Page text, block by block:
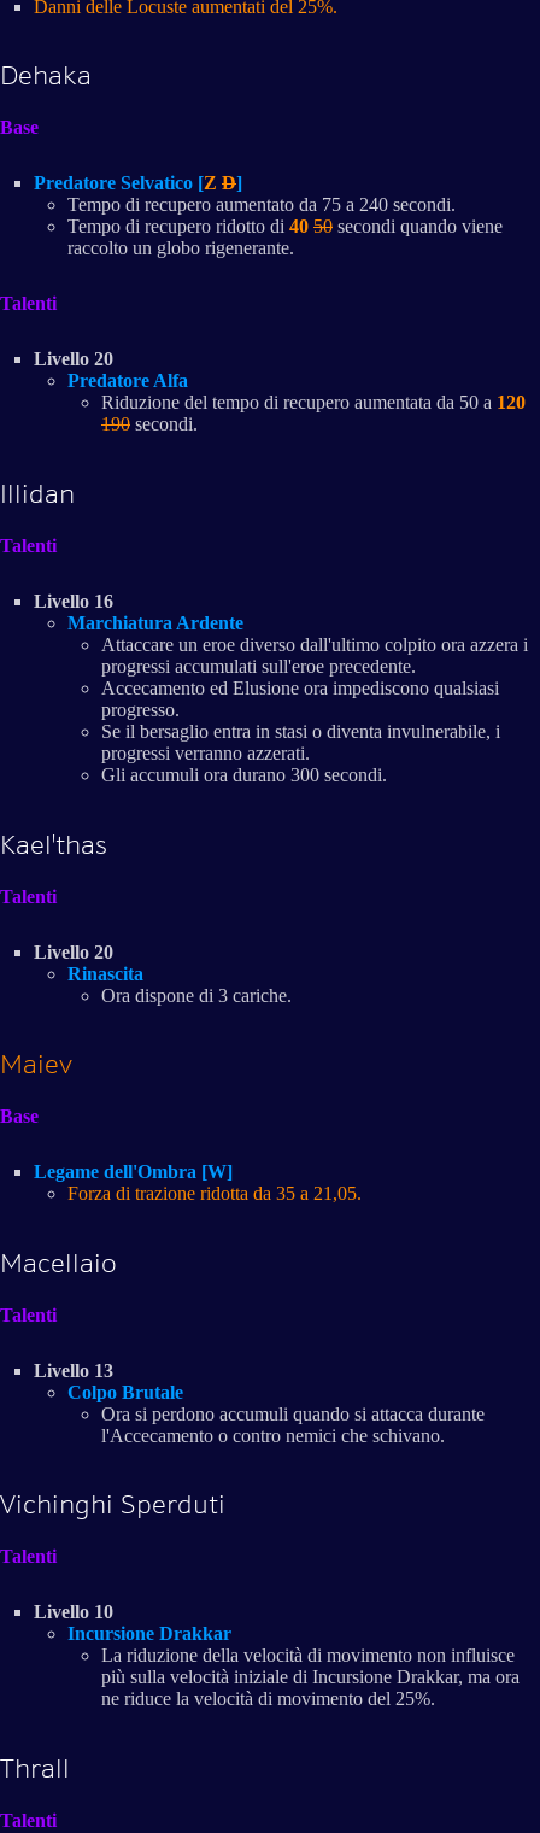
Danni delle Locuste aumentati del 25%.
Dehaka
Base
Predatore Selvatico [Z D]
Tempo di recupero aumentato da 75 a 240 secondi.
Tempo di recupero ridotto di 40 50 secondi quando viene
raccolto un globo rigenerante.
Talenti
Livello 20
Predatore Alfa
Riduzione del tempo di recupero aumentata da 50 a 120
190 secondi.
Illidan
Talenti
Livello 16
Marchiatura Ardente
Attaccare un eroe diverso dall'ultimo colpito ora azzera i
progressi accumulati sull'eroe precedente.
Accecamento ed Elusione ora impediscono qualsiasi
progresso.
Se il bersaglio entra in stasi o diventa invulnerabile, i
progressi verranno azzerati.
Gli accumuli ora durano 300 secondi.
Kael'thas
Talenti
Livello 20
Rinascita
Ora dispone di 3 cariche.
Maiev
Base
Legame dell'Ombra [W]
Forza di trazione ridotta da 35 a 21,05.
Macellaio
Talenti
Livello 13
Colpo Brutale
Ora si perdono accumuli quando si attacca durante
l'Accecamento o contro nemici che schivano.
Vichinghi Sperduti
Talenti
Livello 10
Incursione Drakkar
La riduzione della velocità di movimento non influisce
più sulla velocità iniziale di Incursione Drakkar, ma ora
ne riduce la velocità di movimento del 25%.
Thrall
Talenti